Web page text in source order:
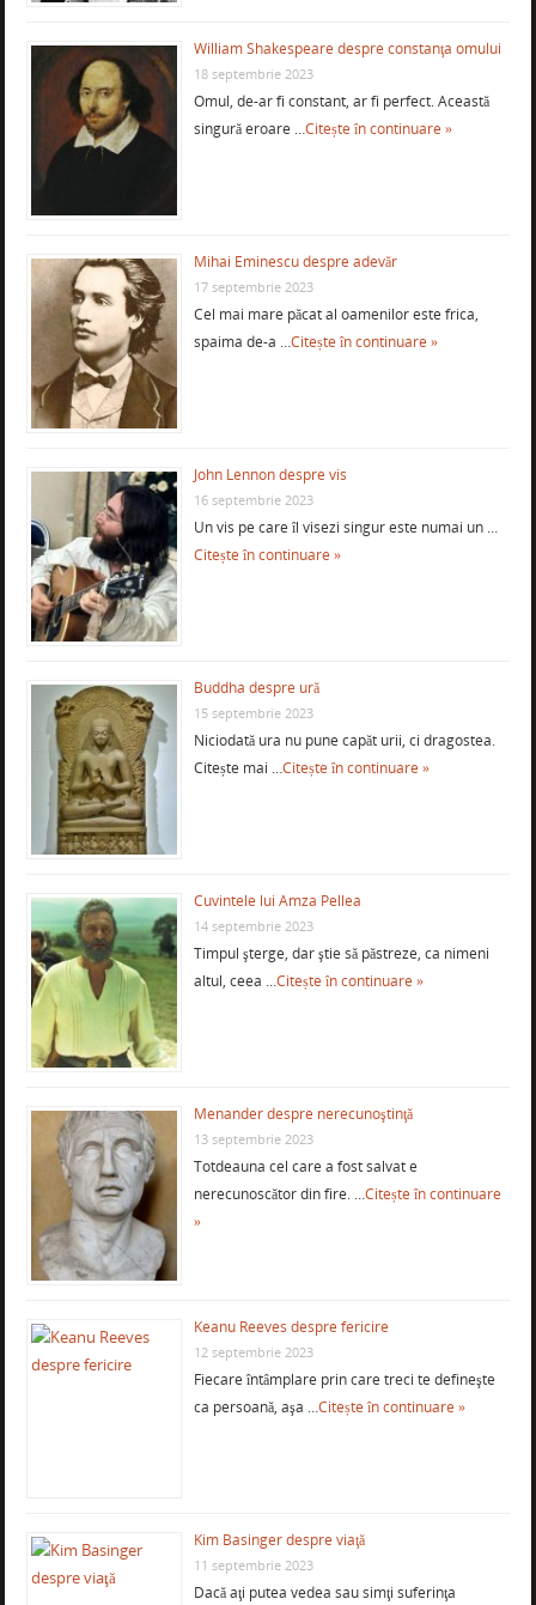
William Shakespeare despre constanţa omului
18 septembrie 2023
Omul, de-ar fi constant, ar fi perfect. Această
singură eroare …Citește în continuare »
Mihai Eminescu despre adevăr
17 septembrie 2023
Cel mai mare păcat al oamenilor este frica,
spaima de-a …Citește în continuare »
John Lennon despre vis
16 septembrie 2023
Un vis pe care îl visezi singur este numai un …
Citește în continuare »
Buddha despre ură
15 septembrie 2023
Niciodată ura nu pune capăt urii, ci dragostea.
Citește mai …Citește în continuare »
Cuvintele lui Amza Pellea
14 septembrie 2023
Timpul şterge, dar ştie să păstreze, ca nimeni
altul, ceea …Citește în continuare »
Menander despre nerecunoştinţă
13 septembrie 2023
Totdeauna cel care a fost salvat e
nerecunoscător din fire. …Citește în continuare
»
Keanu Reeves despre fericire
12 septembrie 2023
Fiecare întâmplare prin care treci te defineşte
ca persoană, aşa …Citește în continuare »
Kim Basinger despre viaţă
11 septembrie 2023
Dacă aţi putea vedea sau simţi suferinţa